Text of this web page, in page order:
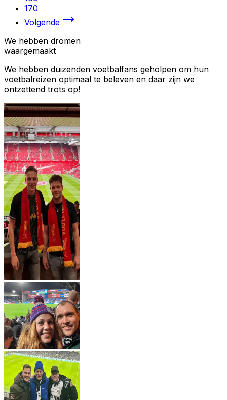
170
Volgende
We hebben dromen
waargemaakt
We hebben duizenden voetbalfans geholpen om hun
voetbalreizen optimaal te beleven en daar zijn we
ontzettend trots op!